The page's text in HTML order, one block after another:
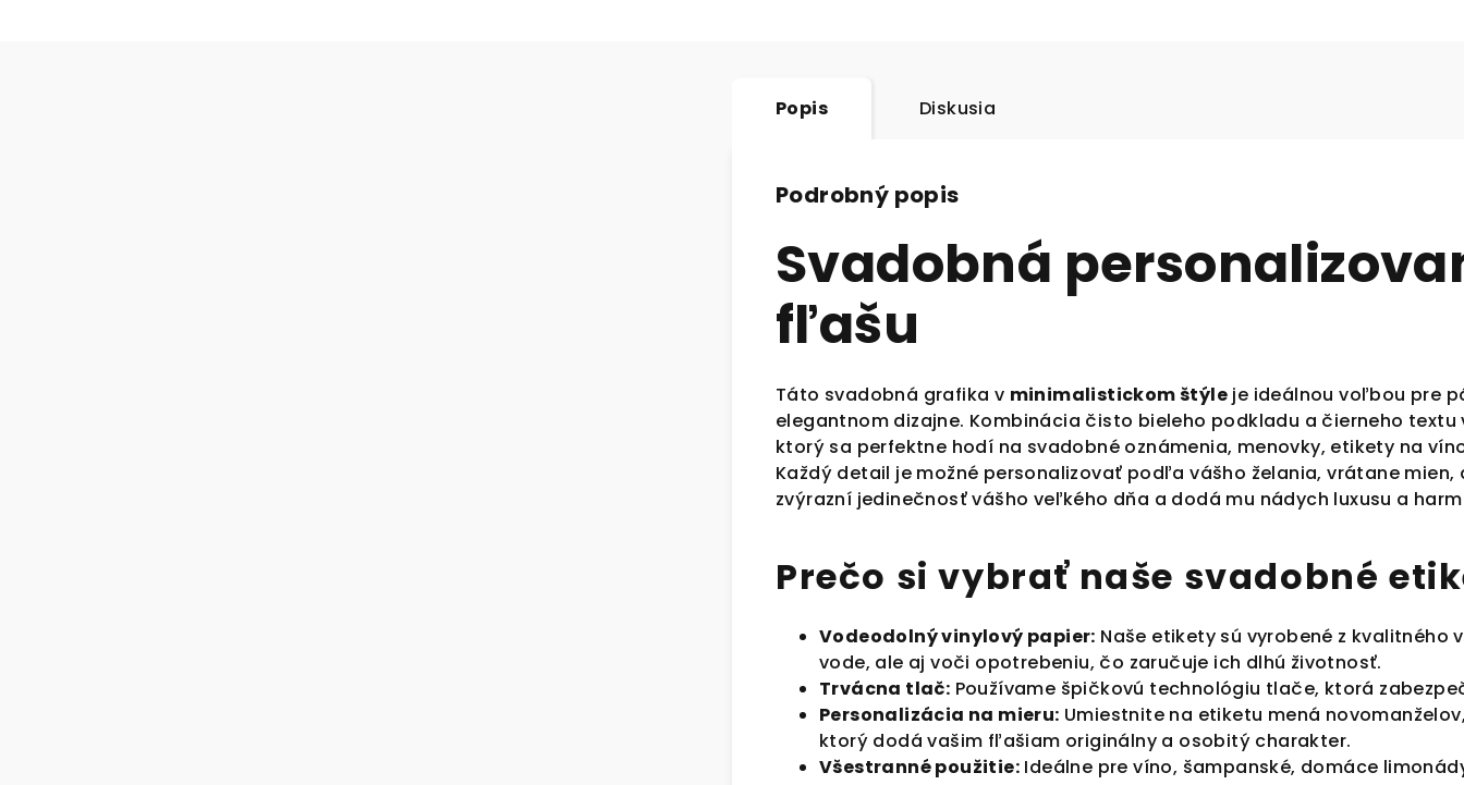
Popis Diskusia
Podrobný popis
Svadobná
fľašu
Táto svadobná grafika v minimalistickom štýle je ideálnou voľbou pre
elegantnom dizajne. Kombinácia čisto bieleho podkladu a čierneho
ktorý sa perfektne hodí na svadobné oznámenia, menovky, etikety na
Každý detail je možné personalizovať podľa vášho želania, vrátane
zvýrazní jedinečnosť vášho veľkého dňa a dodá mu nádych luxusu a
Prečo si vybrať naše svadobné
Vodeodolný vinylový papier: Naše etikety sú vyrobené z
vode, ale aj voči opotrebeniu, čo zaručuje ich dlhú životnosť.
Trvácna tlač: Používame špičkovú technológiu tlače, ktorá
Personalizácia na mieru: Umiestnite na etiketu mená
ktorý dodá vašim fľašiam originálny a osobitý charakter.
Všestranné použitie: Ideálne pre víno, šampanské, domáce